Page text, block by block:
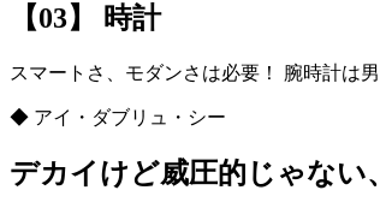
【03】 時計
スマートさ、モダンさは必要！ 腕時計は
◆ アイ・ダブリュ・シー
デカイけど威圧的じゃな